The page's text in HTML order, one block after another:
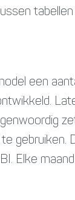
een
gebruiken.
Elke